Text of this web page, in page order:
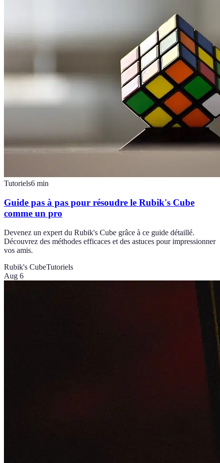
Tutoriels6 min
Guide pas à pas pour résoudre le Rubik's Cube
comme un pro
Devenez un expert du Rubik's Cube grâce à ce guide détaillé.
Découvrez des méthodes efficaces et des astuces pour impressionner
vos amis.
Rubik's CubeTutoriels
Aug 6